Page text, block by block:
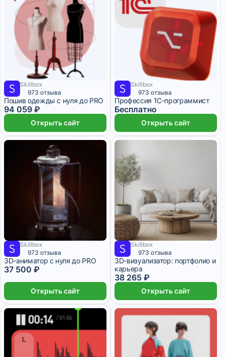
4 275 ₽/мес 8 месяцев
Skillbox
973 отзыва
Пошив одежды с нуля до PRO
94 059 ₽
Открыть сайт
8 месяцев
Skillbox
973 отзыва
Профессия 1С-программист
Бесплатно
Открыть сайт
1 563 ₽/мес
Skillbox
973 отзыва
3D-аниматор с нуля до PRO
37 500 ₽
Открыть сайт
1 594 ₽/мес 1 месяц
Skillbox
973 отзыва
3D-визуализатор: портфолио и
карьера
38 265 ₽
Открыть сайт